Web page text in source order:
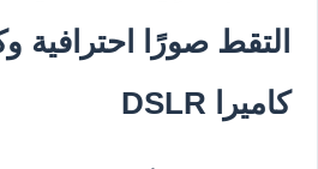
التقط صورًا احترافية
كاميرا DSLR